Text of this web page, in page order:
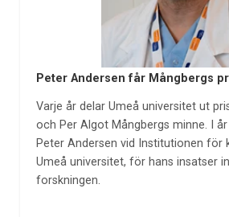
Peter Andersen får Mångbergs
Varje år delar Umeå universitet ut
och Per Algot Mångbergs minne. I år
Peter Andersen vid Institutionen för
Umeå universitet, för hans insatser
forskningen.